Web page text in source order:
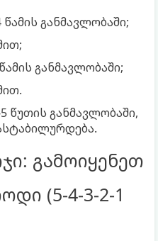
განმავლობაში;
განმავლობაში;
წუთის განმავლობაში,
გამოიყენეთ
(5-4-3-2-1